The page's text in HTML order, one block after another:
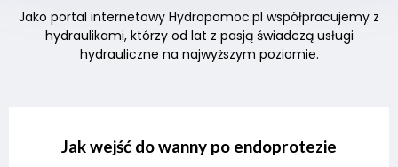
Jako portal internetowy Hydropomoc.pl współpracujemy z
hydraulikami, którzy od lat z pasją świadczą usługi
hydrauliczne na najwyższym poziomie.
Jak wejść do wanny po endoprotezie